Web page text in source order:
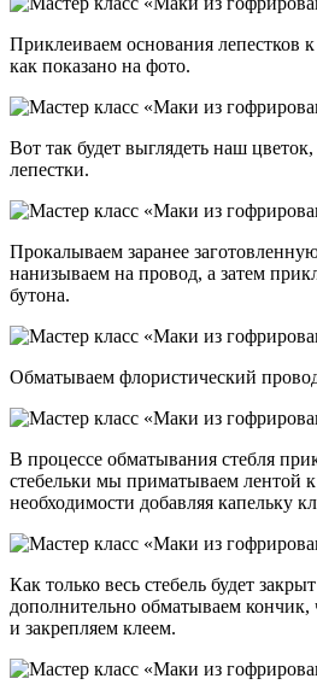
Приклеиваем основания лепестков
как показано на фото.
Вот так будет выглядеть наш
лепестки.
Прокалываем заранее
нанизываем на провод, а затем
бутона.
Обматываем флористический
В процессе обматывания стебля
стебельки мы приматываем лентой
необходимости добавляя капельку
Как только весь стебель будет
дополнительно обматываем
и закрепляем клеем.